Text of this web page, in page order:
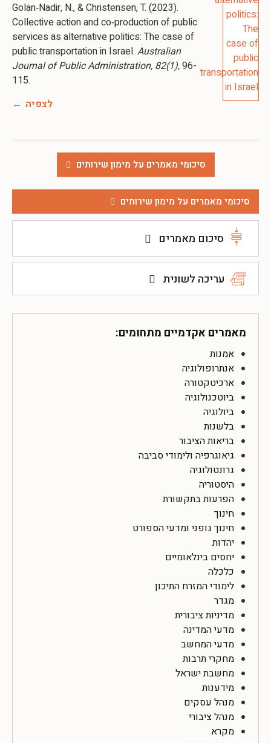
סיכומי מאמרים על מימון שירותים
סיכום מאמרים
עריכה לשונית
מאמרים אקדמיים מתחומים:
אמנות
אנתרופולוגיה
ארכיטקטורה
ביוטכנולוגיה
ביולוגיה
בלשנות
בריאות הציבור
גיאוגרפיה ולימודי סביבה
גרונטולוגיה
היסטוריה
הפרעות בתקשורת
חינוך
חינוך גופני ומדעי הספורט
יהדות
יחסים בינלאומיים
כלכלה
לימודי המזרח התיכון
מגדר
מדיניות ציבורית
מדעי המדינה
מדעי המחשב
מחקרי תרבות
מחשבת ישראל
מידענות
מנהל עסקים
מנהל ציבורי
מקרא
Golan‐Nadir, N., & Christensen, T. (2023).
Collective action and co‐production of public
services as alternative politics: The case of
public transportation in Israel. Australian
Journal of Public Administration, 82(1),96-
115.
לצפיה
סיכומי מאמרים על מימון שירותים